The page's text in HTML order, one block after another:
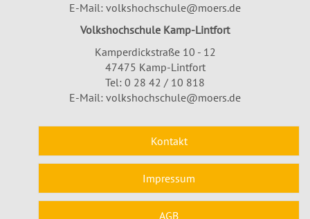
E-Mail: volkshochschule@moers.de
Volkshochschule Kamp-Lintfort
Kamperdickstraße 10 - 12
47475 Kamp-Lintfort
Tel: 0 28 42 / 10 818
E-Mail: volkshochschule@moers.de
Kontakt
Impressum
AGB